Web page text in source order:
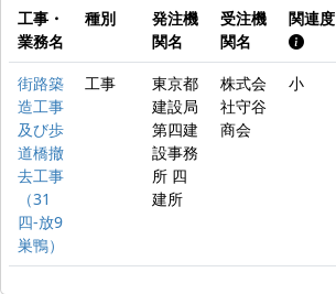
工事・
業務名
種別
発注機
関名
受注機
関名
関連度
街路築
造工事
及び歩
道橋撤
去工事
（31
四-放9
巣鴨）
工事
東京都
建設局
第四建
設事務
所 四
建所
株式会
社守谷
商会
小